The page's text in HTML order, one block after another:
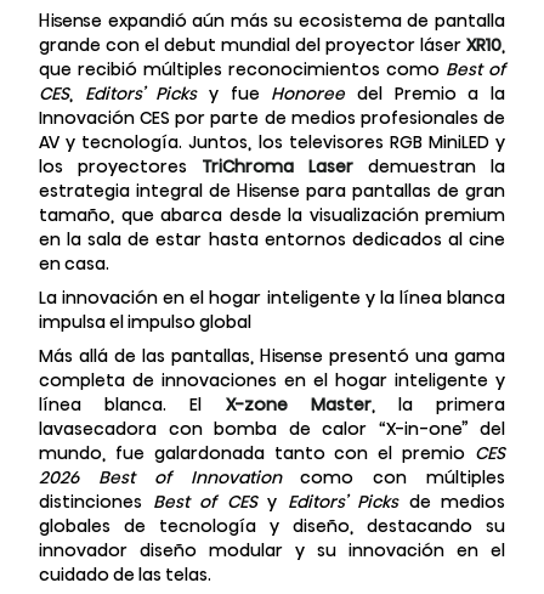
Hisense expandió aún más su ecosistema de pantalla
grande con el debut mundial del proyector láser XR10,
que recibió múltiples reconocimientos como Best of
CES, Editors’ Picksy fue Honoree del Premio a la
Innovación CES por parte de medios profesionales de
AV y tecnología. Juntos, los televisores RGB MiniLED y
los proyectores TriChroma Laser demuestran la
estrategia integral de Hisense para pantallas de gran
tamaño, que abarca desde la visualización premium
en la sala de estar hasta entornos dedicados al cine
en casa.
La innovación en el hogar inteligente y la línea blanca
impulsa el impulso global
Más allá de las pantallas, Hisense presentó una gama
completa de innovaciones en el hogar inteligente y
línea blanca. El X-zone Master, la primera
lavasecadora con bomba de calor “X-in-one” del
mundo, fue galardonada tanto con el premio CES
2026 Best of Innovationcomo con múltiples
distinciones Best of CESy Editors’ Picksde medios
globales de tecnología y diseño, destacando su
innovador diseño modular y su innovación en el
cuidado de las telas.